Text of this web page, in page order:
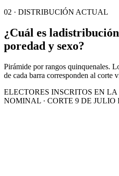
02 · DISTRIBUCIÓN ACTUAL
¿Cuál es ladistribución
poredad y sexo?
Pirámide por rangos quinquenales.
de cada barra corresponden al corte
ELECTORES INSCRITOS EN LA
NOMINAL · CORTE 9 DE JULIO